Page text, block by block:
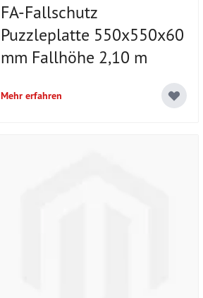
FA-Fallschutz
Puzzleplatte 550x550x60
mm Fallhöhe 2,10 m
Mehr erfahren